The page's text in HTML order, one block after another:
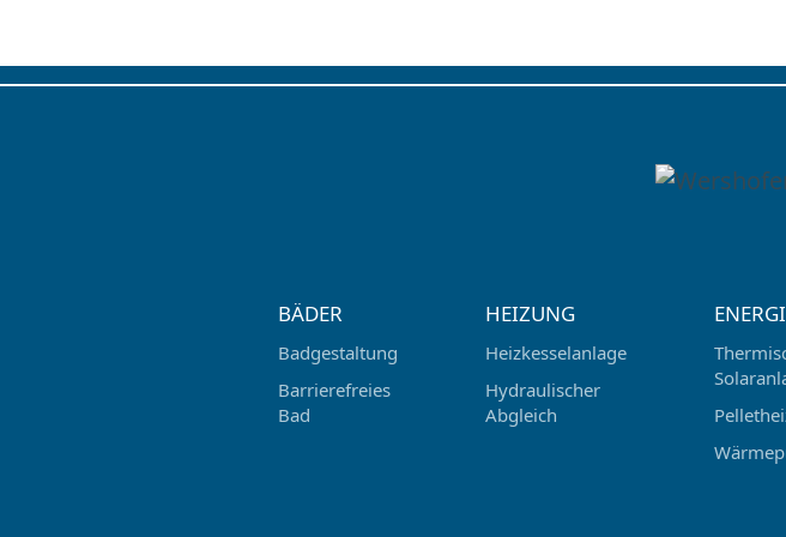
BÄDER
Badgestaltung
Barrierefreies
Bad
HEIZUNG
Heizkesselanlage
Hydraulischer
Abgleich